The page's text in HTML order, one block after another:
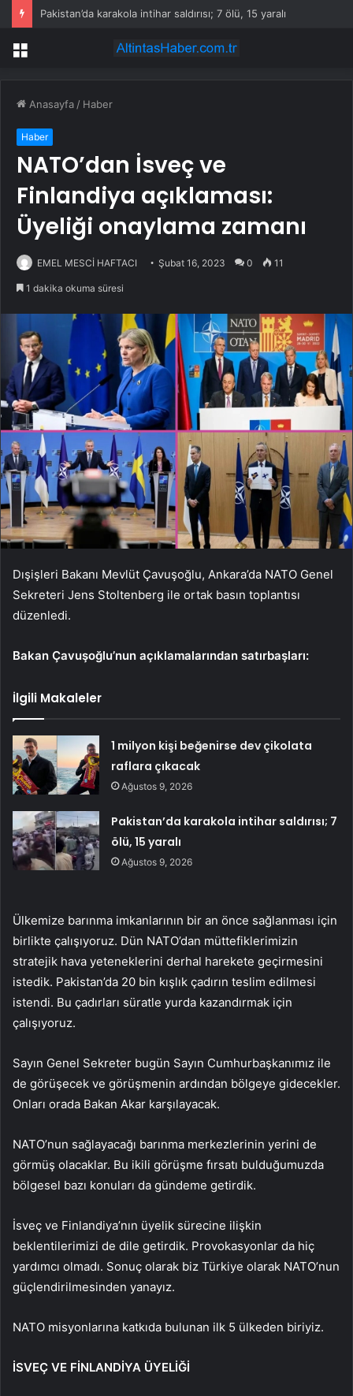
Pakistan’da karakola intihar saldırısı; 7 ölü, 15 yaralı
Menü
Anasayfa / Haber
Haber
NATO’dan İsveç ve
Finlandiya açıklaması:
Üyeliği onaylama zamanı
EMEL MESCİ HAFTACI Şubat 16, 2023 0 11
1 dakika okuma süresi
Dışişleri Bakanı Mevlüt Çavuşoğlu, Ankara’da NATO Genel
Sekreteri Jens Stoltenberg ile ortak basın toplantısı
düzenledi.
Bakan Çavuşoğlu’nun açıklamalarından satırbaşları:
İlgili Makaleler
1 milyon kişi beğenirse dev çikolata
raflara çıkacak
Ağustos 9, 2026
Pakistan’da karakola intihar saldırısı; 7
ölü, 15 yaralı
Ağustos 9, 2026
Ülkemize barınma imkanlarının bir an önce sağlanması için
birlikte çalışıyoruz. Dün NATO’dan müttefiklerimizin
stratejik hava yeteneklerini derhal harekete geçirmesini
istedik. Pakistan’da 20 bin kışlık çadırın teslim edilmesi
istendi. Bu çadırları süratle yurda kazandırmak için
çalışıyoruz.
Sayın Genel Sekreter bugün Sayın Cumhurbaşkanımız ile
de görüşecek ve görüşmenin ardından bölgeye gidecekler.
Onları orada Bakan Akar karşılayacak.
NATO’nun sağlayacağı barınma merkezlerinin yerini de
görmüş olacaklar. Bu ikili görüşme fırsatı bulduğumuzda
bölgesel bazı konuları da gündeme getirdik.
İsveç ve Finlandiya’nın üyelik sürecine ilişkin
beklentilerimizi de dile getirdik. Provokasyonlar da hiç
yardımcı olmadı. Sonuç olarak biz Türkiye olarak NATO’nun
güçlendirilmesinden yanayız.
NATO misyonlarına katkıda bulunan ilk 5 ülkeden biriyiz.
İSVEÇ VE FİNLANDİYA ÜYELİĞİ